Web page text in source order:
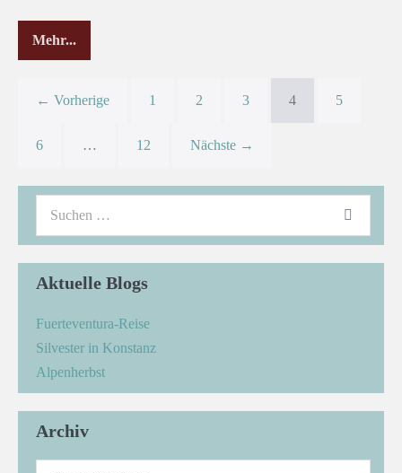
Mehr...
← Vorherige 1 2 3 4 5
6 … 12 Nächste →
Aktuelle Blogs
Fuerteventura-Reise
Silvester in Konstanz
Alpenherbst
Archiv